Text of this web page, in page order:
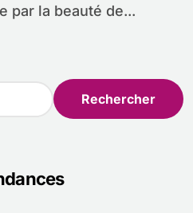
par la beauté de...